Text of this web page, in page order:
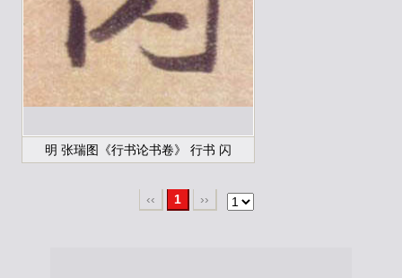
明 张瑞图《行书论书卷》 行书 闪
‹‹ 1 ››